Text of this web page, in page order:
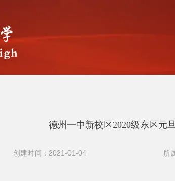
德州一中新校区2020级东区元
创建时间：2021-01-04 所